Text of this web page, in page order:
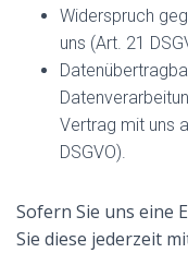
Widerspruch
uns (Art. 21
Vertrag mit uns
DSGVO).
Sofern Sie uns eine
Sie diese jederzeit